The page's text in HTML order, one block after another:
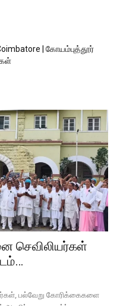
| கோயம்புத்தூர்
செவிலியர்கள்
பல்வேறு கோரிக்கைகளை